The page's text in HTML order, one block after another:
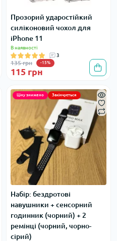
Прозорий ударостійкий
силіконовий чохол для
iPhone 11
В наявності
3
135 грн -15%
115 грн
Ціну знижено Закінчується
Набір: бездротові
навушники + сенсорний
годинник (чорний) + 2
ремінці (чорний, чорно-
сірий)